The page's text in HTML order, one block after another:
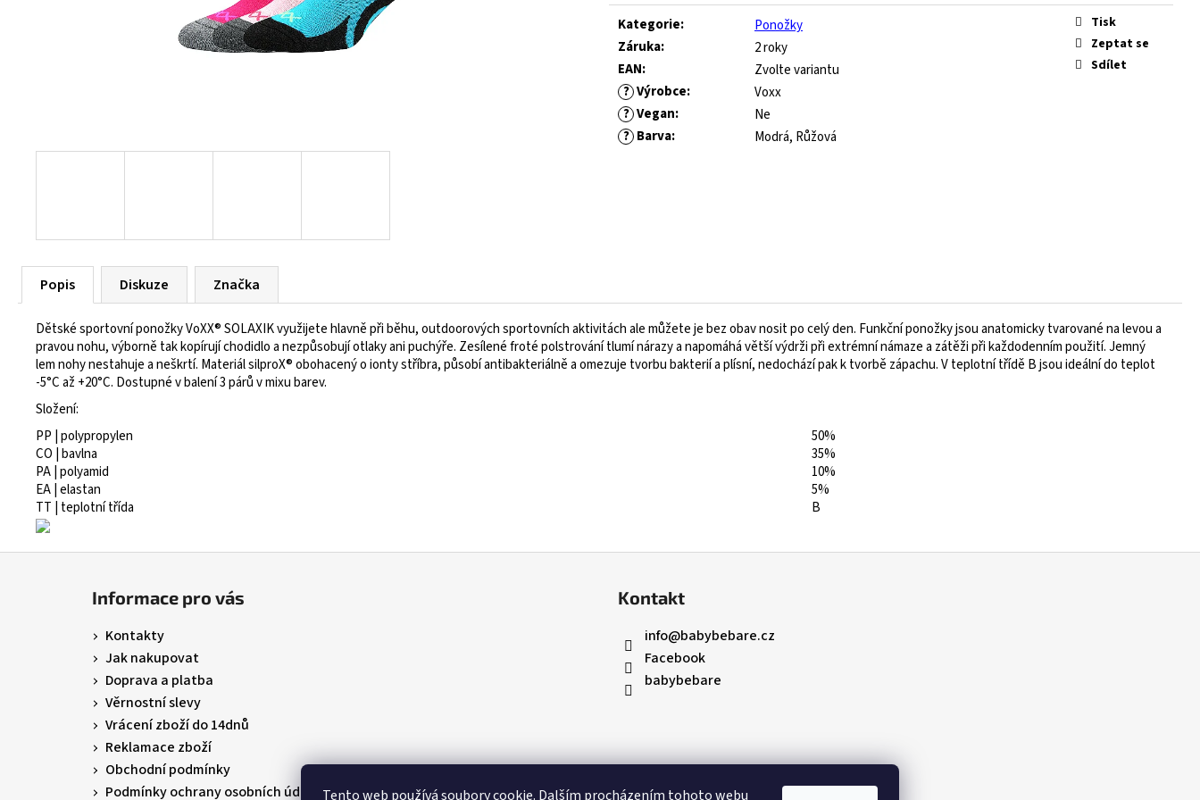
Tento web používá soubory cookie. Dalším procházením tohoto webu
cena:
Kategorie:
Ponožky
Záruka:
2 roky
EAN:
Zvolte variantu
? Výrobce:
Voxx
? Vegan:
Ne
? Barva: Modrá, Růžová
Tisk
Zeptat se
Sdílet
Popis Diskuze Značka
Dětské sportovní ponožky VoXX® SOLAXIK využijete hlavně při běhu, outdoorových sportovních aktivitách ale můžete je bez obav nosit po celý den. Funkční ponožky jsou anatomicky tvarované na levou a
pravou nohu, výborně tak kopírují chodidlo a nezpůsobují otlaky ani puchýře. Zesílené froté polstrování tlumí nárazy a napomáhá větší výdrži při extrémní námaze a zátěži při každodenním použití. Jemný
lem nohy nestahuje a neškrtí. Materiál silproX® obohacený o ionty stříbra, působí antibakteriálně a omezuje tvorbu bakterií a plísní, nedochází pak k tvorbě zápachu. V teplotní třídě B jsou ideální do teplot
-5°C až +20°C. Dostupné v balení 3 párů v mixu barev.
Složení:
PP | polypropylen
50%
CO | bavlna
35%
PA | polyamid
10%
EA | elastan
5%
TT | teplotní třída
B
ROYAL BLUE
1 490 Kč
Informace pro vás
Kontakty
Jak nakupovat
Doprava a platba
Věrnostní slevy
Vrácení zboží do 14dnů
Reklamace zboží
Obchodní podmínky
Podmínky ochrany osobních údajů
Kontakt
info@babybebare.cz
Facebook
babybebare